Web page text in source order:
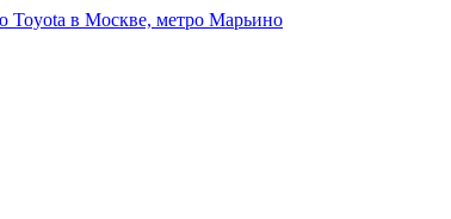
Toyota в Москве, метро Марьино